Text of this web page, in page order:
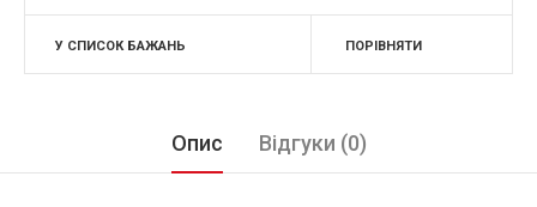
У СПИСОК БАЖАНЬ ПОРІВНЯТИ
Опис Відгуки (0)